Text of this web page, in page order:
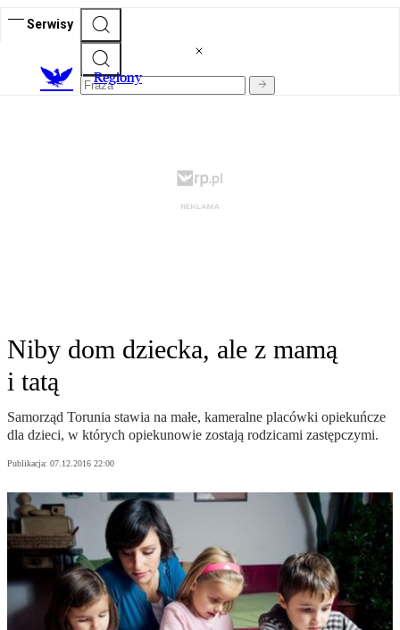
Serwisy
Regiony
Niby dom dziecka, ale z mamą
i tatą
Samorząd Torunia stawia na małe, kameralne placówki opiekuńcze
dla dzieci, w których opiekunowie zostają rodzicami zastępczymi.
Publikacja: 07.12.2016 22:00